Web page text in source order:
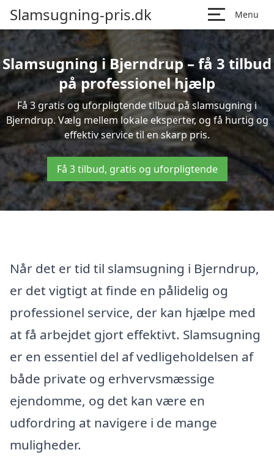
Slamsugning-pris.dk Menu
Slamsugning i Bjerndrup – få 3 tilbud
på professionel hjælp
Få 3 gratis og uforpligtende tilbud på slamsugning i
Bjerndrup. Vælg mellem lokale eksperter, og få hurtig og
effektiv service til en skarp pris.
Få 3 tilbud, gratis og uforpligtende
Når det er tid til slamsugning i Bjerndrup,
er det vigtigt at finde en pålidelig og
professionel service, der kan hjælpe med
at få arbejdet gjort effektivt. Slamsugning
er en essentiel del af vedligeholdelsen af
både private og erhvervsmæssige
ejendomme, og det kan være en
udfordring at navigere i de mange
muligheder.